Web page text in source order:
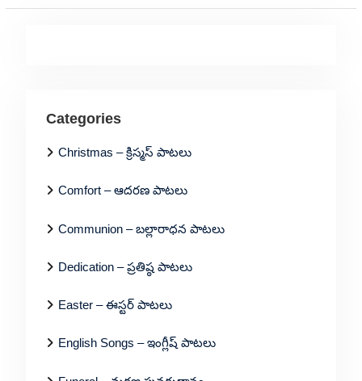
Categories
Christmas – క్రిస్మస్ పాటలు
Comfort – ఆదరణ పాటలు
Communion – బల్లారాధన పాటలు
Dedication – ప్రతిష్ఠ పాటలు
Easter – ఈస్టర్ పాటలు
English Songs – ఇంగ్లీష్ పాటలు